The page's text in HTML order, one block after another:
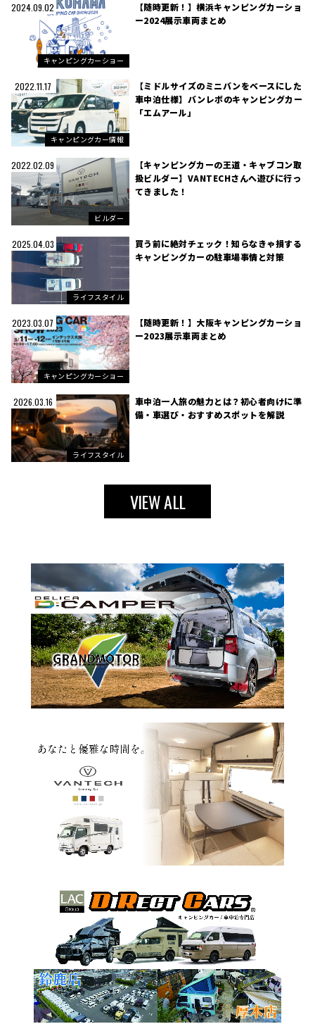
2024.09.02
キャンピングカーショー
【随時更新！】横浜キャンピングカーショ
ー2024展示車両まとめ
2022.11.17
キャンピングカー情報
【ミドルサイズのミニバンをベースにした
車中泊仕様】バンレボのキャンピングカー
「エムアール」
2022.02.09
ビルダー
【キャンピングカーの王道・キャブコン取
扱ビルダー】VANTECHさんへ遊びに行っ
てきました！
2025.04.03
ライフスタイル
買う前に絶対チェック！知らなきゃ損する
キャンピングカーの駐車場事情と対策
2023.03.07
キャンピングカーショー
【随時更新！】大阪キャンピングカーショ
ー2023展示車両まとめ
2026.03.16
ライフスタイル
車中泊一人旅の魅力とは？初心者向けに準
備・車選び・おすすめスポットを解説
VIEW ALL